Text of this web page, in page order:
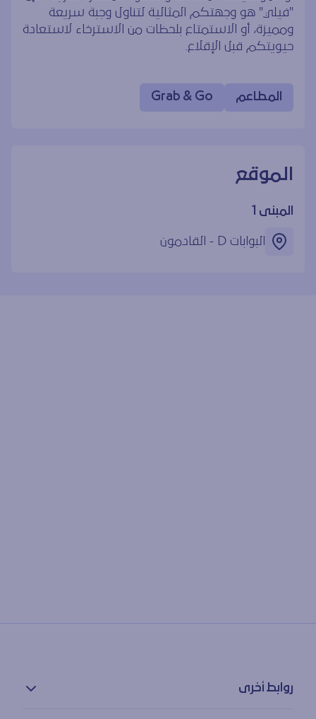
"فيلي" هو وجهتكم المثالية لتناول وجبة سريعة
ومميزة، أو الاستمتاع بلحظات من الاسترخاء لاستعادة
حيويتكم قبل الإقلاع.
المطاعم Grab & Go
الموقع
المبنى 1
البوابات D - القادمون
روابط أخرى